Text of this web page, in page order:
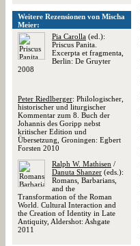
Weitere Rezensionen von Mischa
Meier:
Pia Carolla (ed.):
Priscus Panita.
Excerpta et fragmenta,
Berlin: De Gruyter
2008
Peter Riedlberger: Philologischer,
historischer und liturgischer
Kommentar zum 8. Buch der
Johannis des Goripp nebst
kritischer Edition und
Übersetzung, Groningen: Egbert
Forsten 2010
Ralph W. Mathisen /
Danuta Shanzer (eds.):
Romans, Barbarians,
and the
Transformation of the Roman
World. Cultural Interaction and
the Creation of Identity in Late
Antiquity, Aldershot: Ashgate
2011